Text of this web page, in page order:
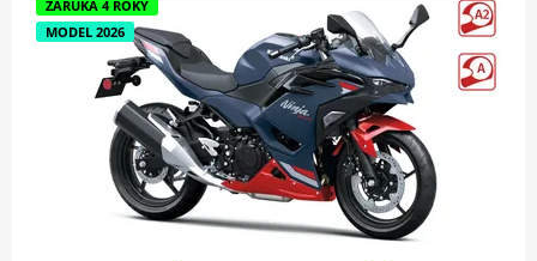
ZÁRUKA 4 ROKY
MODEL 2026